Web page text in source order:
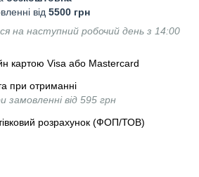
від 5500 грн
на наступний робочий день з 14:00
картою Visa або Mastercard
при отриманні
замовленні від 595 грн
розрахунок (ФОП/ТОВ)